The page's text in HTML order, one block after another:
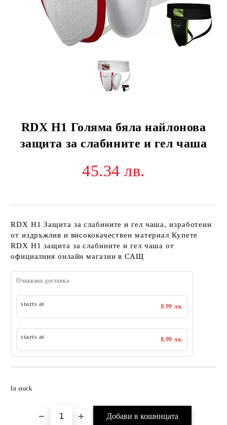
RDX H1 Голяма бяла найлонова
защита за слабините и гел чаша
45.34 лв.
RDX H1 Защита за слабините и гел чаша, изработени
от издръжлив и висококачествен материал Купете
RDX H1 защита за слабините и гел чаша от
официалния онлайн магазин в САЩ
Очаквана доставка
starts at 8.99 лв.
starts at 8.99 лв.
In stock